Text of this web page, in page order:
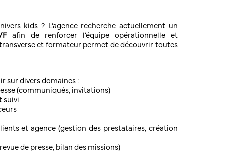
kids ? L’agence recherche actuellement un
Fafin de renforcer l’équipe opérationnelle et
et formateur permet de découvrir toutes
sur divers domaines :
(communiqués, invitations)
suivi
et agence (gestion des prestataires, création
de presse, bilan des missions)